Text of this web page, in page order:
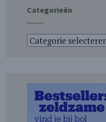
Categorieën
Categorieën